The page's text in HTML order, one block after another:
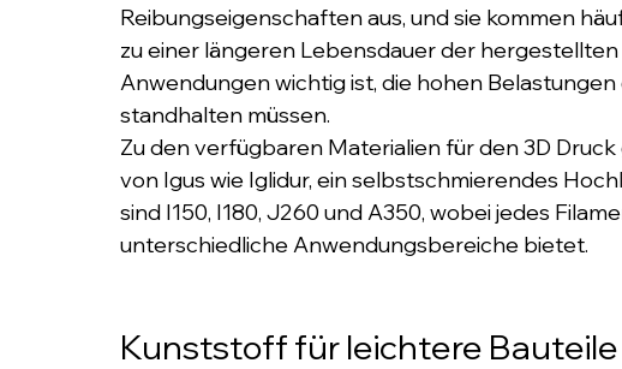
Reibungseigenschaften aus, und sie kommen
zu einer längeren Lebensdauer der
Anwendungen wichtig ist, die hohen
standhalten müssen.
Zu den verfügbaren Materialien für den 3D
von Igus wie Iglidur, ein selbstschmierendes
sind I150, I180, J260 und A350, wobei jedes
unterschiedliche Anwendungsbereiche bietet.
Kunststoff für leichtere Bauteile